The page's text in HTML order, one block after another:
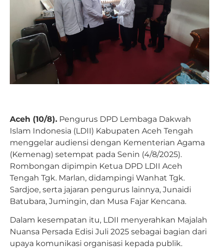
Aceh (10/8). Pengurus DPD Lembaga Dakwah
Islam Indonesia (LDII) Kabupaten Aceh Tengah
menggelar audiensi dengan Kementerian Agama
(Kemenag) setempat pada Senin (4/8/2025).
Rombongan dipimpin Ketua DPD LDII Aceh
Tengah Tgk. Marlan, didampingi Wanhat Tgk.
Sardjoe, serta jajaran pengurus lainnya, Junaidi
Batubara, Jumingin, dan Musa Fajar Kencana.
Dalam kesempatan itu, LDII menyerahkan Majalah
Nuansa Persada Edisi Juli 2025 sebagai bagian dari
upaya komunikasi organisasi kepada publik.